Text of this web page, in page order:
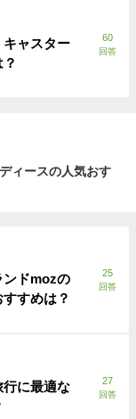
ャスター
60
回答
ィースの人気おす
ンドmozの
すめは？
25
回答
に最適な
27
回答